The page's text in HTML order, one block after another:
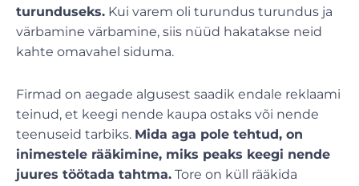
turunduseks. Kui varem oli turundus turundus ja
värbamine värbamine, siis nüüd hakatakse neid
kahte omavahel siduma.
Firmad on aegade algusest saadik endale reklaami
teinud, et keegi nende kaupa ostaks või nende
teenuseid tarbiks. Mida aga pole tehtud, on
inimestele rääkimine, miks peaks keegi nende
juures töötada tahtma. Tore on küll rääkida